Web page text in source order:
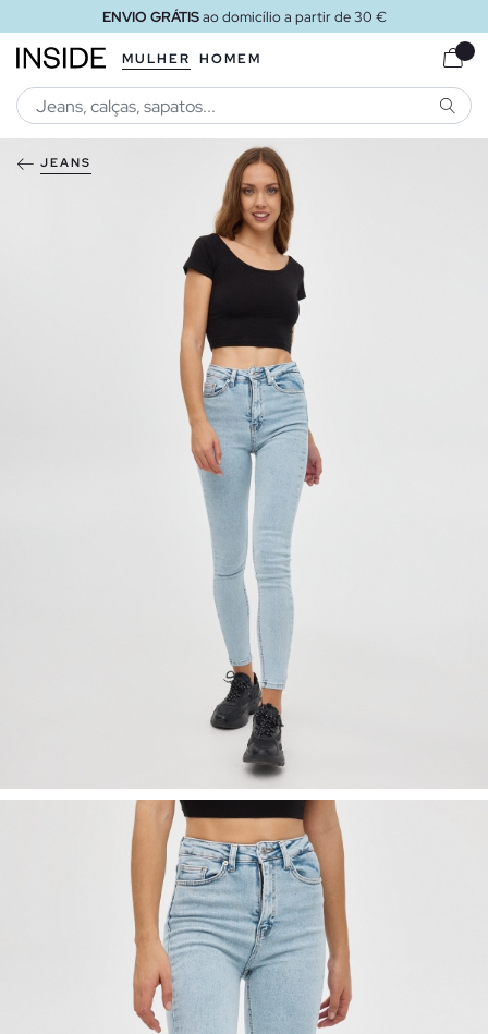
ENVIO GRÁTISao domicílio a partir de 30 €
MULHER HOMEM
JEANS